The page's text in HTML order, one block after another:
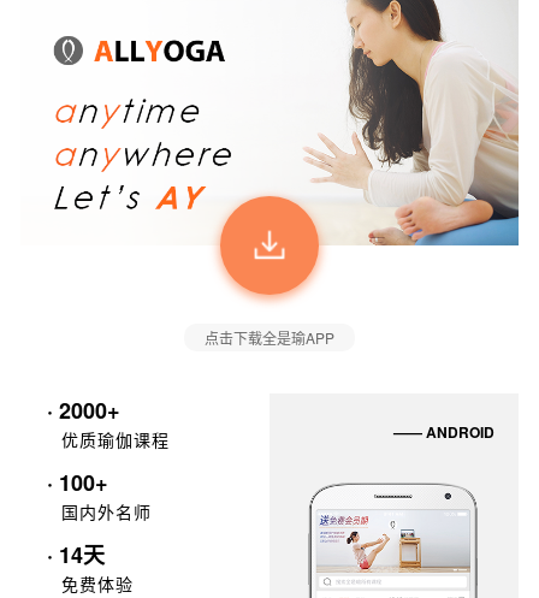
点击下载全是瑜APP
· 2000+
优质瑜伽课程
· 100+
国内外名师
· 14天
免费体验
—— ANDROID